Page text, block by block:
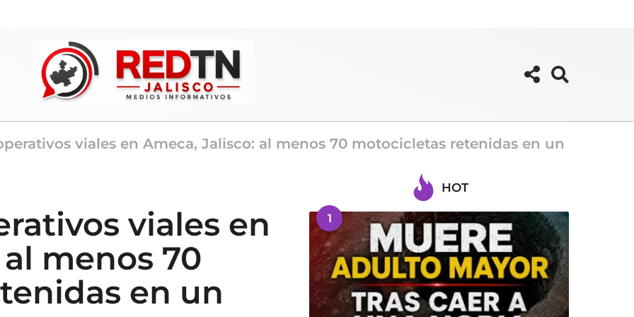
viales en Ameca, Jalisco: al menos 70 motocicletas retenidas en un
viales en
menos 70
en un
HOT
1